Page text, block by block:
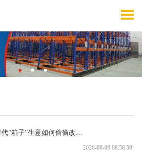
2026-08-06 08:58:59